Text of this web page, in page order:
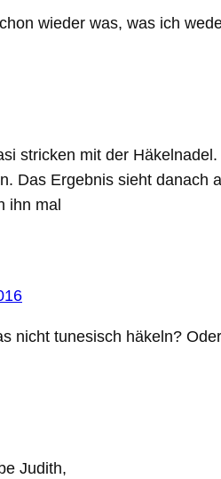
wieder was, was ich
stricken mit der
Das Ergebnis sieht danach
ihn mal
nicht tunesisch häkeln?
Judith,